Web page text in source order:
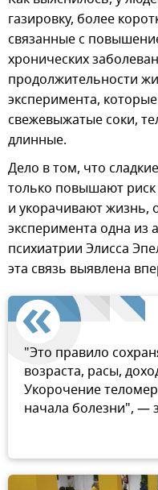
газировку, более
связанные с
хронических
продолжительности
эксперимента,
свежевыжатые соки,
длинные.
Дело в том, что
только повышают
и укорачивают жизнь,
эксперимента одна из
психиатрии Элисса
эта связь выявлена
"Это правило
возраста, расы,
Укорочение
начала болезни", —